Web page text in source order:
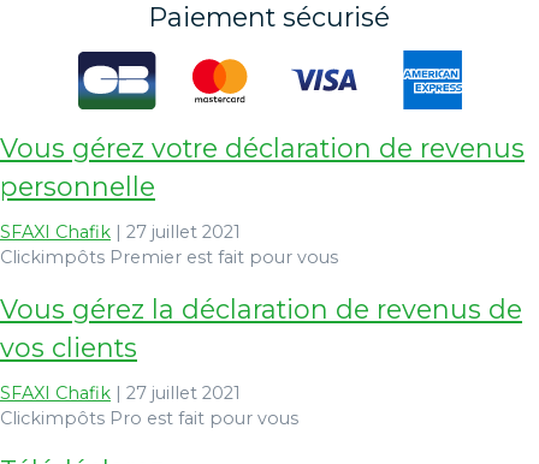
Paiement sécurisé
Vous gérez votre déclaration de revenus
personnelle
SFAXI Chafik | 27 juillet 2021
Clickimpôts Premier est fait pour vous
Vous gérez la déclaration de revenus de
vos clients
SFAXI Chafik | 27 juillet 2021
Clickimpôts Pro est fait pour vous